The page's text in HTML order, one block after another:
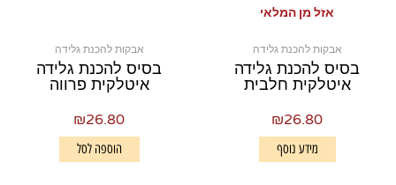
אזל מן המלאי
אבקות להכנת גלידה
בסיס להכנת גלידה
איטלקית חלבית
₪26.80
מידע נוסף
אבקות להכנת גלידה
בסיס להכנת גלידה
איטלקית פרווה
₪26.80
הוספה לסל